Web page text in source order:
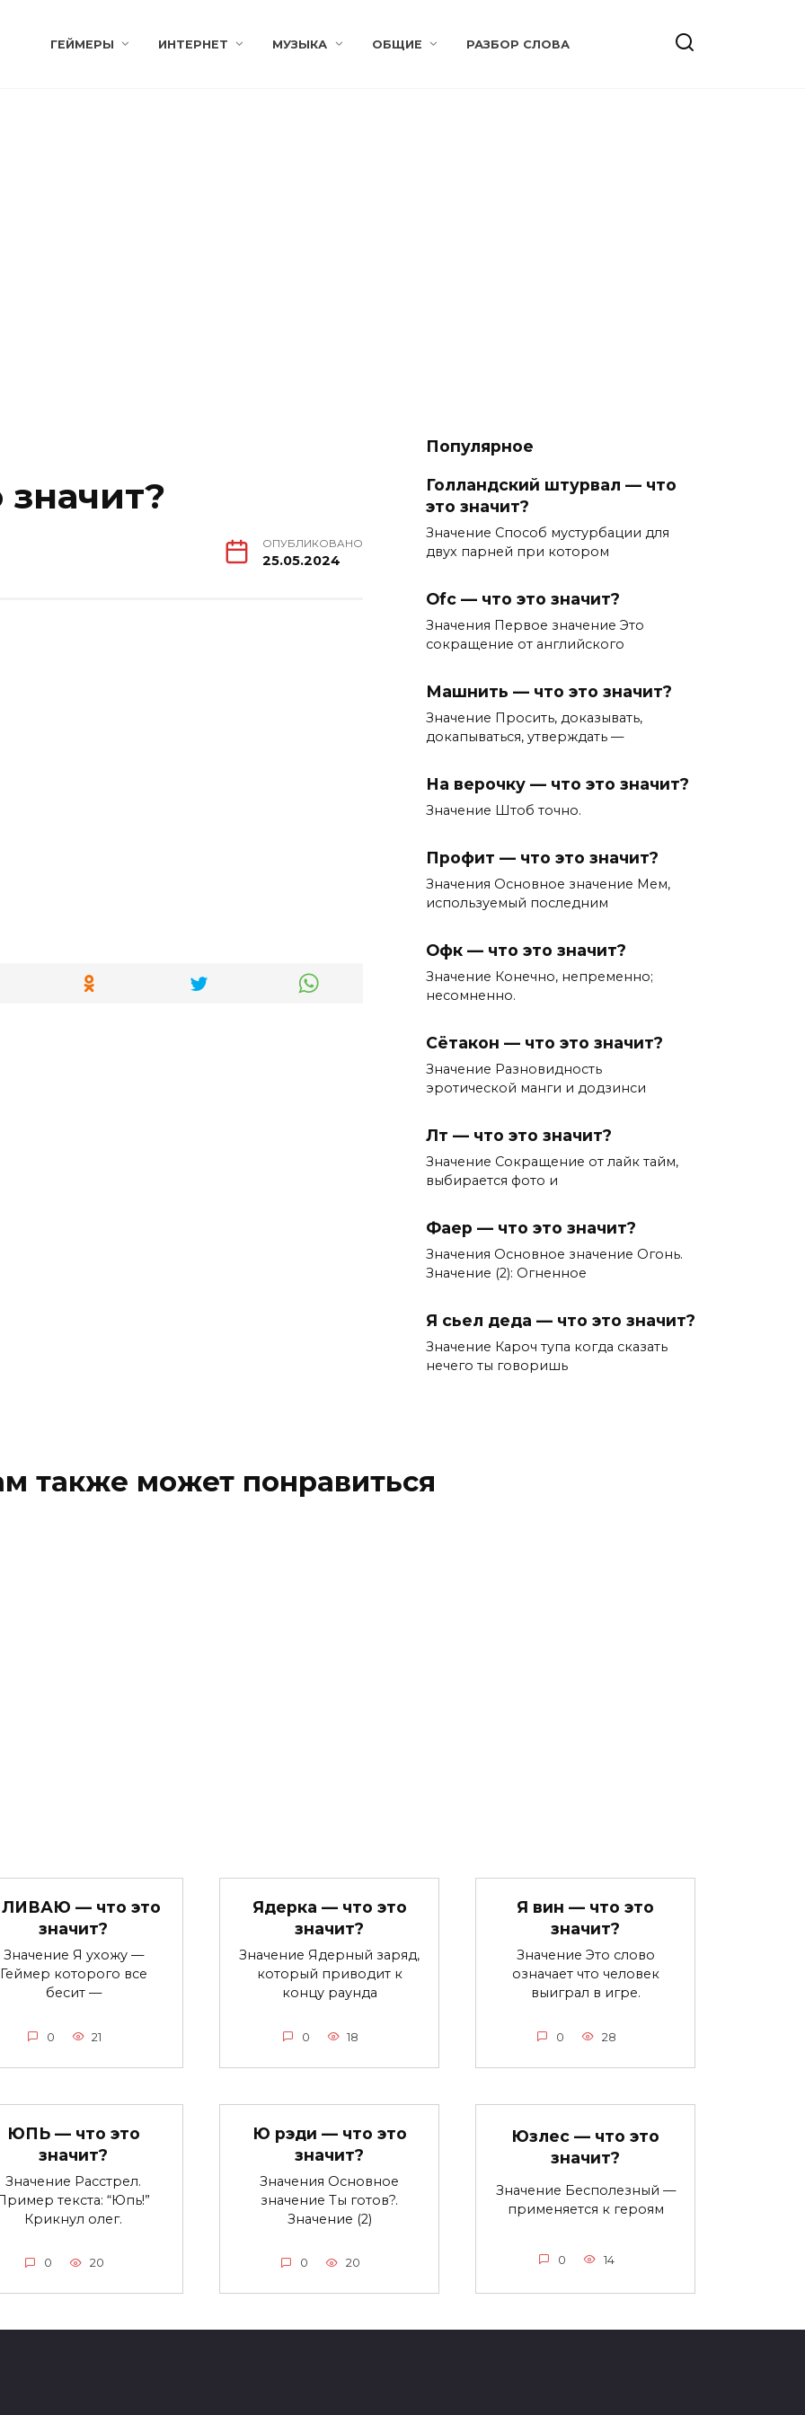
ГЕЙМЕРЫ ИНТЕРНЕТ МУЗЫКА ОБЩИЕ РАЗБОР СЛОВА
значит?
ОПУБЛИКОВАНО
25.05.2024
Популярное
Голландский штурвал — что
это значит?
Значение Способ мустурбации для
двух парней при котором
Ofc — что это значит?
Значения Первое значение Это
сокращение от английского
Машнить — что это значит?
Значение Просить, доказывать,
докапываться, утверждать —
На верочку — что это значит?
Значение Штоб точно.
Профит — что это значит?
Значения Основное значение Мем,
используемый последним
Офк — что это значит?
Значение Конечно, непременно;
несомненно.
Сётакон — что это значит?
Значение Разновидность
эротической манги и додзинси
Лт — что это значит?
Значение Сокращение от лайк тайм,
выбирается фото и
Фаер — что это значит?
Значения Основное значение Огонь.
Значение (2): Огненное
Я сьел деда — что это значит?
Значение Кароч тупа когда сказать
нечего ты говоришь
также может понравиться
— что это
значит?
Значение Я ухожу —
Геймер которого все
бесит —
0 21
Ядерка — что это
значит?
Значение Ядерный заряд,
который приводит к
концу раунда
0 18
Я вин — что это
значит?
Значение Это слово
означает что человек
выиграл в игре.
0 28
ЮПЬ — что это
значит?
Значение Расстрел.
текста: “Юпь!”
Крикнул олег.
0 20
Ю рэди — что это
значит?
Значения Основное
значение Ты готов?.
Значение (2)
0 20
Юзлес — что это
значит?
Значение Бесполезный —
применяется к героям
0 14